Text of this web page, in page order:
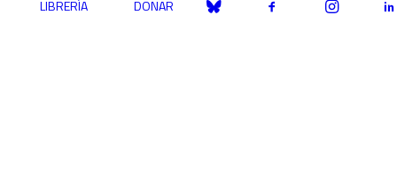
LIBRERÍA DONAR